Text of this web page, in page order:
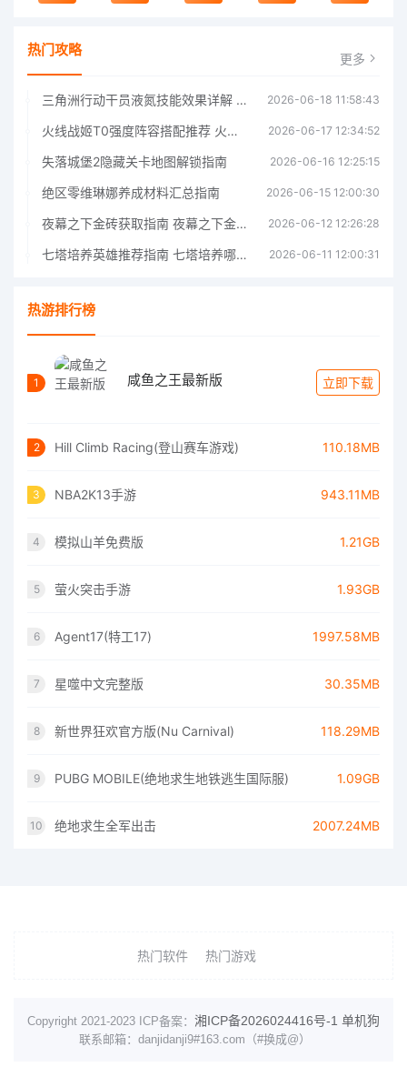
热门攻略 更多
三角洲行动干员液氮技能效果详解 三角洲行动干员液氮技能介绍 2026-06-18 11:58:43
火线战姬T0强度阵容搭配推荐 火线战姬T0强度阵容哪个好 2026-06-17 12:34:52
失落城堡2隐藏关卡地图解锁指南 2026-06-16 12:25:15
绝区零维琳娜养成材料汇总指南 2026-06-15 12:00:30
夜幕之下金砖获取指南 夜幕之下金砖获取方法 2026-06-12 12:26:28
七塔培养英雄推荐指南 七塔培养哪个英雄好 2026-06-11 12:00:31
热游排行榜
1 咸鱼之王最新版 立即下载
2 Hill Climb Racing(登山赛车游戏) 110.18MB
3 NBA2K13手游 943.11MB
4 模拟山羊免费版 1.21GB
5 萤火突击手游 1.93GB
6 Agent17(特工17) 1997.58MB
7 星噬中文完整版 30.35MB
8 新世界狂欢官方版(Nu Carnival) 118.29MB
9 PUBG MOBILE(绝地求生地铁逃生国际服) 1.09GB
10 绝地求生全军出击 2007.24MB
热门软件 热门游戏
Copyright 2021-2023 ICP备案： 湘ICP备2026024416号-1 单机狗
联系邮箱：danjidanji9#163.com（#换成@）